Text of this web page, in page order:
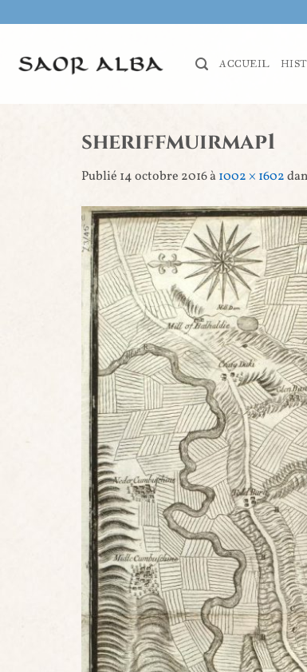
au
ACCUEIL
sheriffmuirmap1
Publié 14 octobre 2016à1002 × 1602